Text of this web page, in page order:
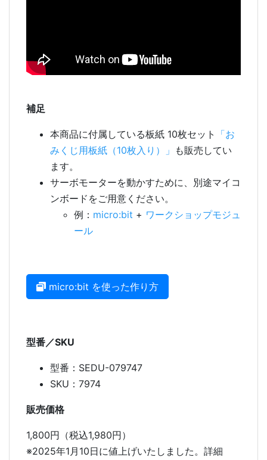
補足
本商品に付属している板紙 10枚セット
「お
みくじ用板紙（10枚入り）」 も販売してい
ます。
サーボモーターを動かすために、別途マイコ
ンボードをご用意ください。
例： micro:bit + ワークショップモジュ
ール
micro:bit を使った作り方
型番／SKU
型番：SEDU-079747
SKU：7974
販売価格
1,800円（税込1,980円）
※2025年1月10日に値上げいたしました。詳細